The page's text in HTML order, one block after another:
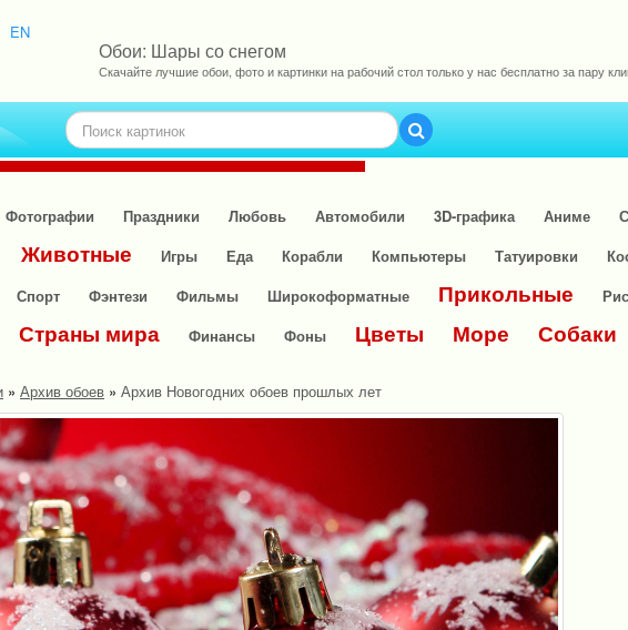
EN
Обои: Шары со снегом
Скачайте лучшие обои, фото и картинки на рабочий стол только у нас бесплатно за пару
Фотографии Праздники Любовь Автомобили 3D-графика Аниме
Животные Игры Еда Корабли Компьютеры Татуировки
Спорт Фэнтези Фильмы Широкоформатные Прикольные
Страны мира Финансы Фоны Цветы Море Собаки
» Архив обоев » Архив Новогодних обоев прошлых лет